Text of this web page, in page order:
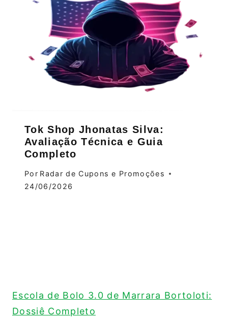
Tok Shop Jhonatas Silva:
Avaliação Técnica e Guia
Completo
Por Radar de Cupons e Promoções
24/06/2026
Escola de Bolo 3.0 de Marrara Bortoloti:
Dossiê Completo